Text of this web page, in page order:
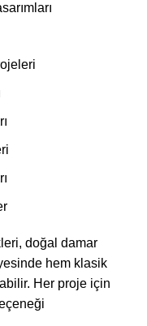
doğal damar
hem klasik
Her proje için